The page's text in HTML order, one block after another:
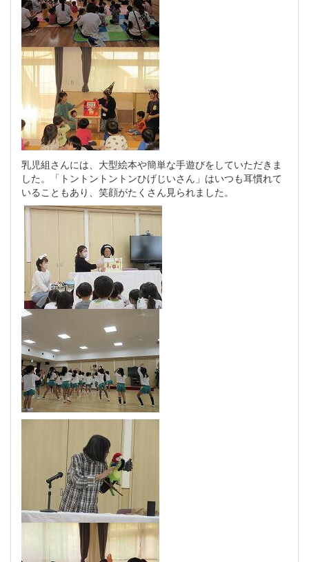
乳児組さんには、大型絵本や簡単な手遊びをしていただきま
した。「トントントントンひげじいさん」はいつも耳慣れて
いることもあり、笑顔がたくさん見られました。